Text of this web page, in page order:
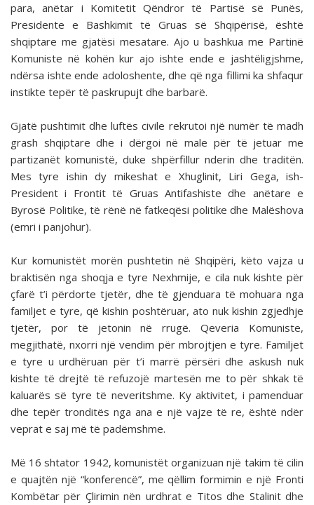
para, anëtar i Komitetit Qëndror të Partisë së Punës,
Presidente e Bashkimit të Gruas së Shqipërisë, është
shqiptare me gjatësi mesatare. Ajo u bashkua me Partinë
Komuniste në kohën kur ajo ishte ende e jashtëligjshme,
ndërsa ishte ende adoloshente, dhe që nga fillimi ka shfaqur
instikte tepër të paskrupujt dhe barbarë.
Gjatë pushtimit dhe luftës civile rekrutoi një numër të madh
grash shqiptare dhe i dërgoi në male për të jetuar me
partizanët komunistë, duke shpërfillur nderin dhe traditën.
Mes tyre ishin dy mikeshat e Xhuglinit, Liri Gega, ish-
President i Frontit të Gruas Antifashiste dhe anëtare e
Byrosë Politike, të rënë në fatkeqësi politike dhe Malëshova
(emri i panjohur).
Kur komunistët morën pushtetin në Shqipëri, këto vajza u
braktisën nga shoqja e tyre Nexhmije, e cila nuk kishte për
çfarë t’i përdorte tjetër, dhe të gjenduara të mohuara nga
familjet e tyre, që kishin poshtëruar, ato nuk kishin zgjedhje
tjetër, por të jetonin në rrugë. Qeveria Komuniste,
megjithatë, nxorri një vendim për mbrojtjen e tyre. Familjet
e tyre u urdhëruan për t’i marrë përsëri dhe askush nuk
kishte të drejtë të refuzojë martesën me to për shkak të
kaluarës së tyre të neveritshme. Ky aktivitet, i pamenduar
dhe tepër tronditës nga ana e një vajze të re, është ndër
veprat e saj më të padëmshme.
Më 16 shtator 1942, komunistët organizuan një takim të cilin
e quajtën një “konferencë”, me qëllim formimin e një Fronti
Kombëtar për Çlirimin nën urdhrat e Titos dhe Stalinit dhe